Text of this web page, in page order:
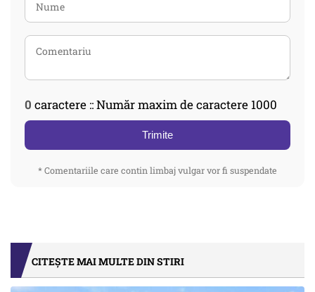
0 caractere :: Număr maxim de caractere 1000
Trimite
* Comentariile care contin limbaj vulgar vor fi suspendate
CITEȘTE MAI MULTE DIN STIRI